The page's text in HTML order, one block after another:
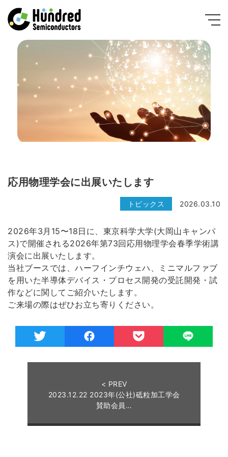
応用物理学会に出展いたします
トピックス 2026.03.10
2026年3月15〜18日に、東京科学大学(大岡山キャンパ
ス)で開催される2026年第73回応用物理学会春季学術講
演会に出展いたします。
当社ブースでは、ハーフインチウェハ、ミニマルファブ
を用いた半導体デバイス・プロセス開発の受託開発・試
作などに関してご紹介いたします。
ご来場の際はぜひお立ち寄りください。
< PREV
2023.12.22 2023年(公社)砥粒加工学会
賛助会員…